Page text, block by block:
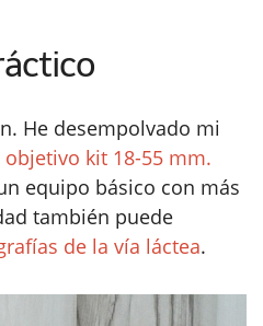
He desempolvado mi
objetivo kit 18-55 mm.
equipo básico con más
también puede
de la vía láctea.